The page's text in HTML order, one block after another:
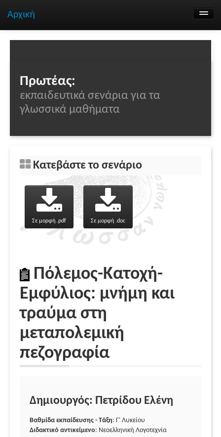
Αρχική
Πρωτέας:
εκπαιδευτικά σενάρια για τα
γλωσσικά μαθήματα
Κατεβάστε το σενάριο
Σε μορφή .pdf Σε μορφή .doc
Πόλεμος-Κατοχή-
Εμφύλιος: μνήμη και
τραύμα στη
μεταπολεμική
πεζογραφία
Δημιουργός: Πετρίδου Ελένη
Βαθμίδα εκπαίδευσης - Τάξη: Γ' Λυκείου
Διδακτικό αντικείμενο: Νεοελληνική Λογοτεχνία